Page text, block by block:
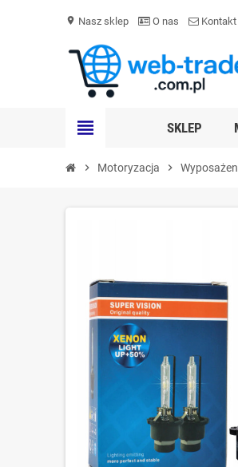
location_on Nasz sklep O nas Kontakt
view_headline SKLEP
chevron_right Motoryzacja chevron_right